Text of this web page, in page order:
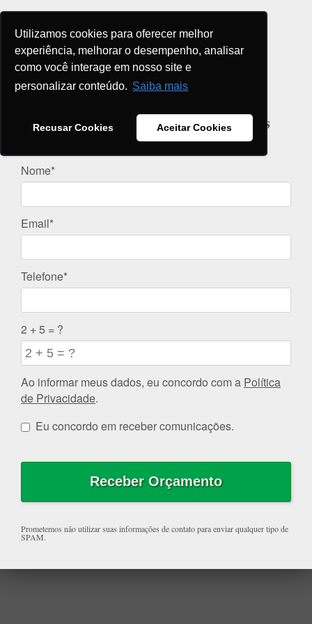
Utilizamos cookies para oferecer melhor
experiência, melhorar o desempenho, analisar
como você interage em nosso site e
personalizar conteúdo. Saiba mais
Recusar Cookies Aceitar Cookies
Orçamento de Exames
instantes, os
valoresdos nossosexames
complementares!
Nome*
Email*
Telefone*
2 + 5 = ?
Ao informar meus dados, eu concordo com a Política
de Privacidade.
Eu concordo em receber comunicações.
Prometemos não utilizar suas informações de contato para enviar qualquer tipo de
SPAM.